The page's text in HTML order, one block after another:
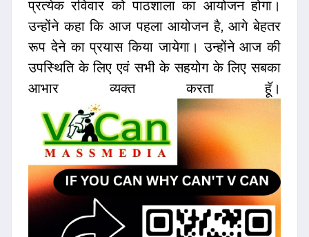
प्रत्येक रविवार को पाठशाला का आयोजन होगा।
उन्होंने कहा कि आज पहला आयोजन है, आगे बेहतर
रूप देने का प्रयास किया जायेगा। उन्होंने आज की
उपस्थिति के लिए एवं सभी के सहयोग के लिए सबका
आभार व्यक्त करता हूॅ।